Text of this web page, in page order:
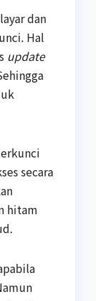
dan
Hal
update
secara
hitam